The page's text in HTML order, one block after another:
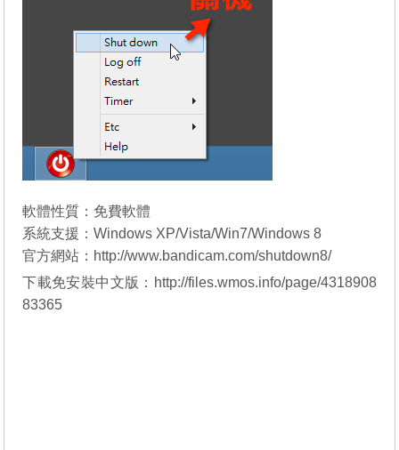
軟體性質：免費軟體
系統支援：Windows XP/Vista/Win7/Windows 8
官方網站：http://www.bandicam.com/shutdown8/
下載免安裝中文版： http://files.wmos.info/page/4318908
83365